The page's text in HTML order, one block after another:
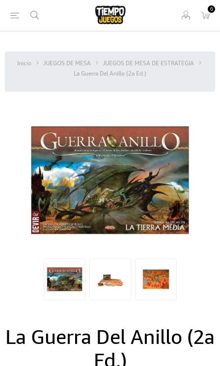
0
Inicio JUEGOS DE MESA
JUEGOS DE MESA DE ESTRATEGIA
La Guerra Del Anillo (2a Ed.)
La Guerra Del Anillo (2a
Ed.)